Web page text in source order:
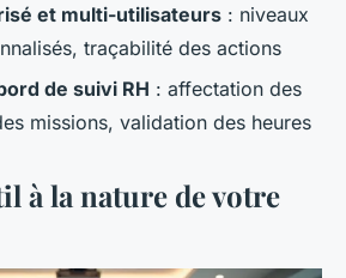
et multi-utilisateurs : niveaux
traçabilité des actions
de suivi RH : affectation des
missions, validation des heures
à la nature de votre